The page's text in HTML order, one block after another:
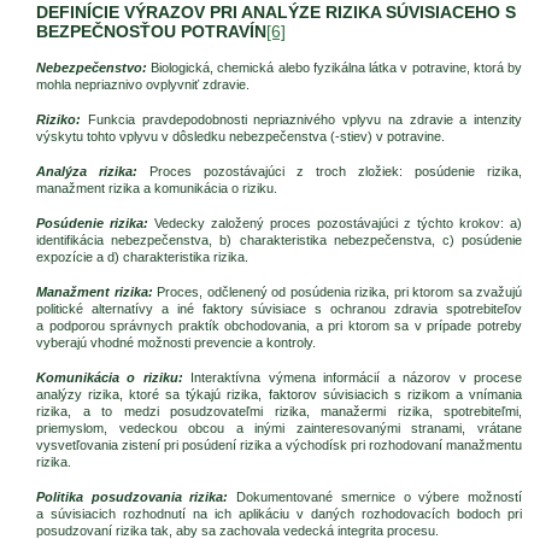
DEFINÍCIE VÝRAZOV PRI ANALÝZE RIZIKA SÚVISIACEHO S
BEZPEČNOSŤOU POTRAVÍN[6]
Nebezpečenstvo: Biologická, chemická alebo fyzikálna látka v potravine, ktorá by
mohla nepriaznivo ovplyvniť zdravie.
Riziko: Funkcia pravdepodobnosti nepriaznivého vplyvu na zdravie a intenzity
výskytu tohto vplyvu v dôsledku nebezpečenstva (-stiev) v potravine.
Analýza rizika: Proces pozostávajúci z troch zložiek: posúdenie rizika,
manažment rizika a komunikácia o riziku.
Posúdenie rizika: Vedecky založený proces pozostávajúci z týchto krokov: a)
identifikácia nebezpečenstva, b) charakteristika nebezpečenstva, c) posúdenie
expozície a d) charakteristika rizika.
Manažment rizika: Proces, odčlenený od posúdenia rizika, pri ktorom sa zvažujú
politické alternatívy a iné faktory súvisiace s ochranou zdravia spotrebiteľov
a podporou správnych praktík obchodovania, a pri ktorom sa v prípade potreby
vyberajú vhodné možnosti prevencie a kontroly.
Komunikácia o riziku: Interaktívna výmena informácií a názorov v procese
analýzy rizika, ktoré sa týkajú rizika, faktorov súvisiacich s rizikom a vnímania
rizika, a to medzi posudzovateľmi rizika, manažermi rizika, spotrebiteľmi,
priemyslom, vedeckou obcou a inými zainteresovanými stranami, vrátane
vysvetľovania zistení pri posúdení rizika a východísk pri rozhodovaní manažmentu
rizika.
Politika posudzovania rizika:
Dokumentované smernice o výbere možností
a súvisiacich rozhodnutí na ich aplikáciu v daných rozhodovacích bodoch pri
posudzovaní rizika tak, aby sa zachovala vedecká integrita procesu.